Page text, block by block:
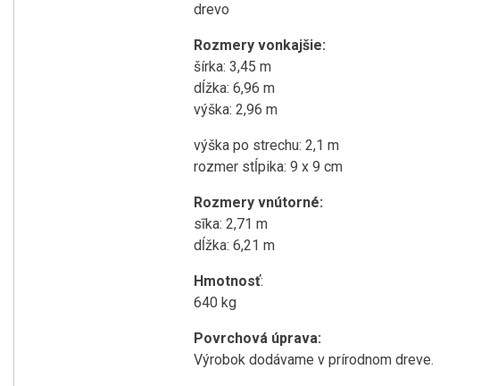
drevo
Rozmery vonkajšie:
šírka: 3,45 m
dĺžka: 6,96 m
výška: 2,96 m
výška po strechu: 2,1 m
rozmer stĺpika: 9 x 9 cm
Rozmery vnútorné:
sīka: 2,71 m
dĺžka: 6,21 m
Hmotnosť:
640 kg
Povrchová úprava:
Výrobok dodávame v prírodnom dreve.